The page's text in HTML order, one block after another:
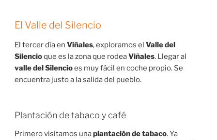
El Valle del Silencio
El tercer día en Viñales, exploramos el Valle del
Silencioque es la zona que rodeaViñales. Llegar al
valle del Silencioes muy fácil en coche propio. Se
encuentra justo a la salida del pueblo.
Plantación de tabaco y café
Primero visitamos unaplantación de tabaco. Ya